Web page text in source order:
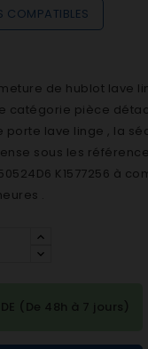
COMPATIBLES
de hublot lave
catégorie pièce
porte lave linge , la
sous les
K1577256 à
.
(De 48h à 7 jours)